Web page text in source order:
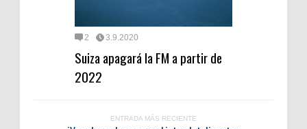
2 3.9.2020
Suiza apagará la FM a partir de
2022
ENTRADA MÁS RECIENTE